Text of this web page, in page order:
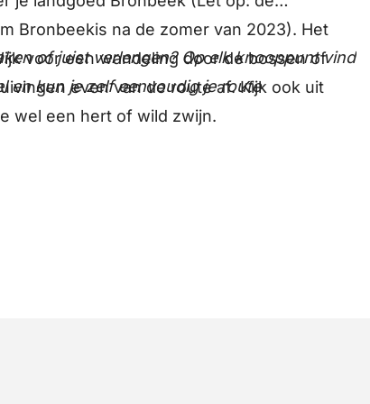
Bronbeekis na de zomer van 2023). Het
voor een wandeling door de bossen of
even van de route af. Kijk ook uit
wel een hert of wild zwijn.
of juist verlengen? Op elk knooppunt vind
en kun je zelf eenvoudig je route